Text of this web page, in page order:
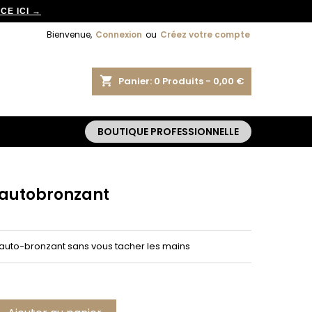
ICI →
Bienvenue, Connexion ou Créez votre compte
shopping_cart Panier: 0 Produits - 0,00 €
BOUTIQUE PROFESSIONNELLE
bronzant sans vous tacher les mains